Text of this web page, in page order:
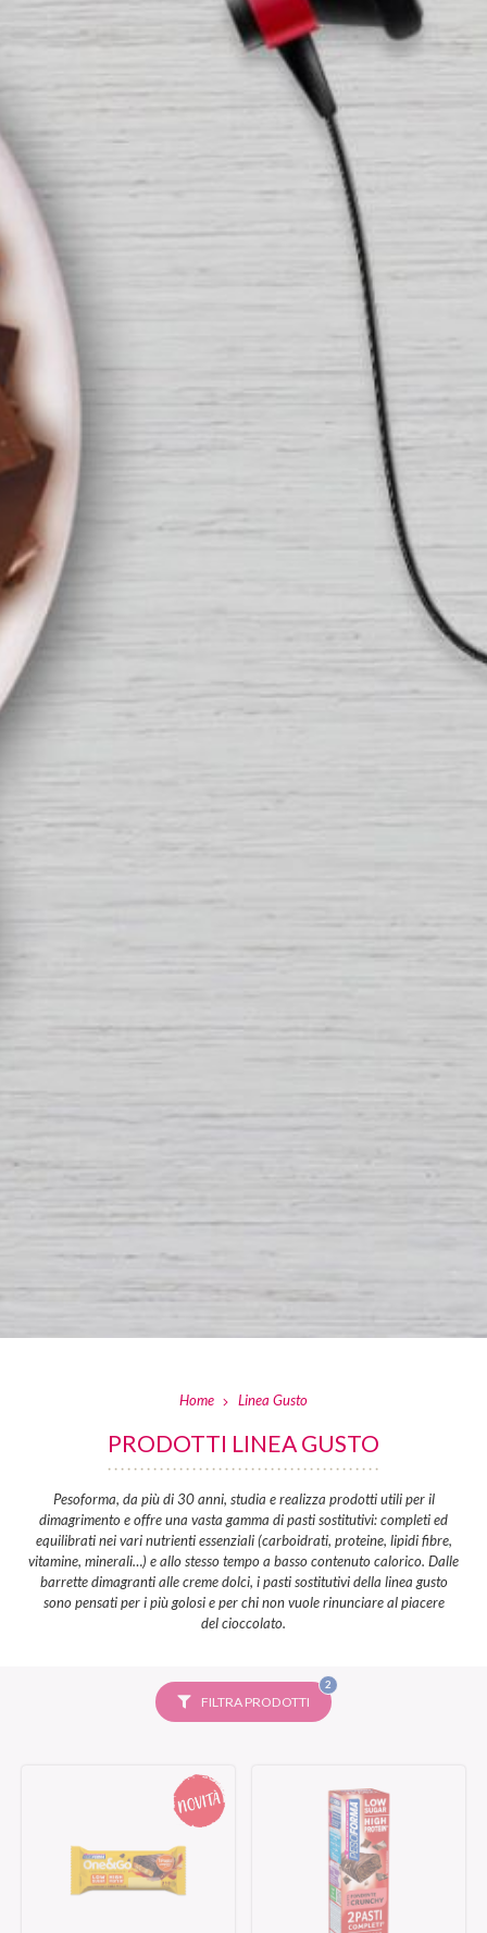
Home Linea Gusto
PRODOTTI LINEA GUSTO
Pesoforma, da più di 30 anni, studia e realizza prodotti utili per il
dimagrimento e offre una vasta gamma di pasti sostitutivi: completi ed
equilibrati nei vari nutrienti essenziali (carboidrati, proteine, lipidi fibre,
vitamine, minerali…) e allo stesso tempo a basso contenuto calorico. Dalle
barrette dimagranti alle creme dolci, i pasti sostitutivi della linea gusto
sono pensati per i più golosi e per chi non vuole rinunciare al piacere
del cioccolato.
FILTRA PRODOTTI
2FILTRI
SELEZIONATI